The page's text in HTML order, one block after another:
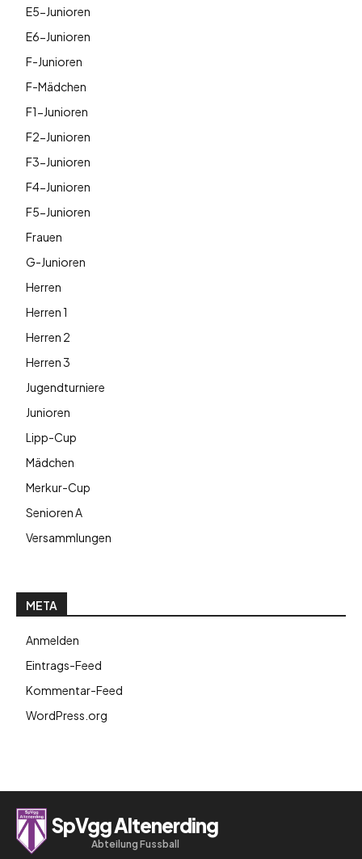
E5-Junioren
E6-Junioren
F-Junioren
F-Mädchen
F1-Junioren
F2-Junioren
F3-Junioren
F4-Junioren
F5-Junioren
Frauen
G-Junioren
Herren
Herren 1
Herren 2
Herren 3
Jugendturniere
Junioren
Lipp-Cup
Mädchen
Merkur-Cup
Senioren A
Versammlungen
META
Anmelden
Eintrags-Feed
Kommentar-Feed
WordPress.org
SpVgg Altenerding
Abteilung Fussball